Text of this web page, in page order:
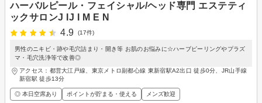
ハーバルピール・フェイシャル/ヘッド専門 エステティ
ックサロンJ IJ I M E N
4.9
(17件)
男性のニキビ・跡や毛穴詰まり・開き等 お肌のお悩みに☆ハーブピーリングやプラズ
マ・毛穴洗浄等で改善◎
アクセス：都営大江戸線、東京メトロ副都心線 東新宿駅A2出口 徒歩0分、JR山手線
新宿駅 徒歩13分
◎ 本日空席あり ポイントが貯まる・使える メンズ歓迎